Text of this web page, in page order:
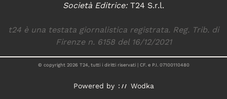
Società Editrice:T24 S.r.l.
t24 è una testata giornalistica registrata. Reg. Trib. di
Firenze n. 6158 del 16/12/2021
© copyright 2026 T24, tutti i diritti riservati | CF. e P.I. 07100110480
Powered by Wodka